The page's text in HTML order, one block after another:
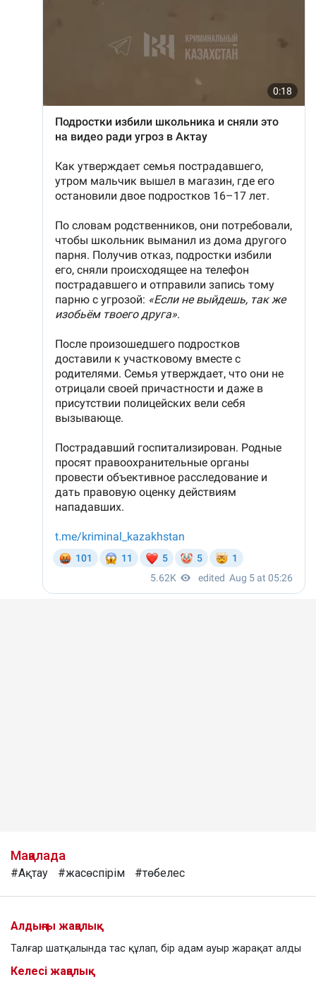
Мақалада
#Ақтау #жасөспірім #төбелес
Алдыңғы жаңалық
Талғар шатқалында тас құлап, бір адам ауыр жарақат алды
Келесі жаңалық